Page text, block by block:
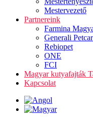
Mestervezető
Partnereink
Farmina
Generali
Rebiopet
ONE
FCI
Magyar kutyafajták
Kapcsolat